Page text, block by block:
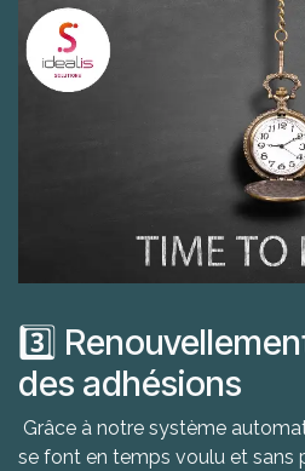
3️⃣
des adhésions
Grâce à notre système
se font en temps voulu et sans